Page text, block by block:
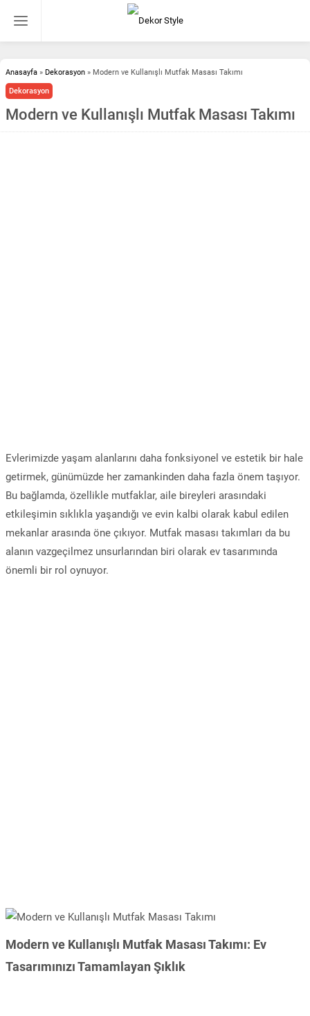
Anasayfa » Dekorasyon » Modern ve Kullanışlı Mutfak Masası Takımı
Dekorasyon
Modern ve Kullanışlı Mutfak Masası Takımı
Evlerimizde yaşam alanlarını daha fonksiyonel ve estetik bir hale
getirmek, günümüzde her zamankinden daha fazla önem taşıyor.
Bu bağlamda, özellikle mutfaklar, aile bireyleri arasındaki
etkileşimin sıklıkla yaşandığı ve evin kalbi olarak kabul edilen
mekanlar arasında öne çıkıyor. Mutfak masası takımları da bu
alanın vazgeçilmez unsurlarından biri olarak ev tasarımında
önemli bir rol oynuyor.
Modern ve Kullanışlı Mutfak Masası Takımı: Ev
Tasarımınızı Tamamlayan Şıklık